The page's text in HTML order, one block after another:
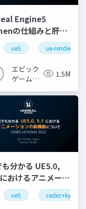
Engine5
の仕組みと肝心
ろ
ue5 ue-rendering
エピック
ゲームズ
1.5M
ue-rendering
も分かる UE5.0,
おけるアニメーシ
の新機能について
ue5 cedec+kyushu